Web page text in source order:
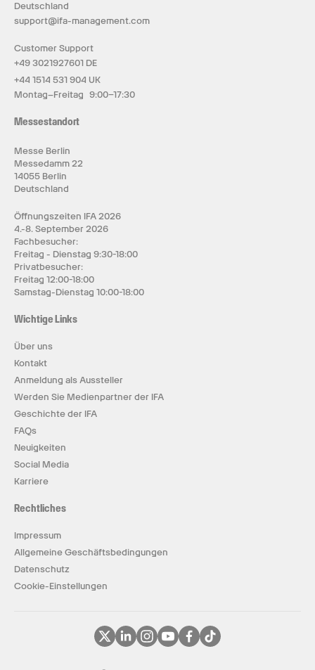
Deutschland
support@ifa-management.com
Customer Support
+49 3021927601 DE
+44 1514 531 904 UK
Montag–Freitag 9:00–17:30
Messestandort
Messe Berlin
Messedamm 22
14055 Berlin
Deutschland
Öffnungszeiten IFA 2026
4.-8. September 2026
Fachbesucher:
Freitag - Dienstag 9:30-18:00
Privatbesucher:
Freitag 12:00-18:00
Samstag-Dienstag 10:00-18:00
Wichtige Links
Über uns
Kontakt
Anmeldung als Aussteller
Werden Sie Medienpartner der IFA
Geschichte der IFA
FAQs
Neuigkeiten
Social Media
Karriere
Rechtliches
Impressum
Allgemeine Geschäftsbedingungen
Datenschutz
Cookie-Einstellungen